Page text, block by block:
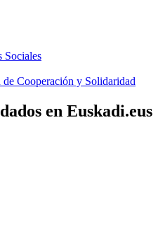
Sociales
Cooperación y Solidaridad
en Euskadi.eus